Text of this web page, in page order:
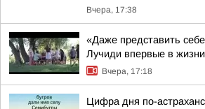
Вчера, 17:38
«Даже представить
Лучиди впервые в
Вчера, 17:18
Цифра дня по-